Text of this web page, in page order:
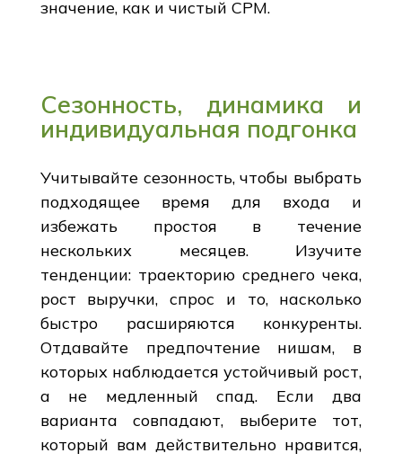
значение, как и чистый CPM.
Сезонность, динамика и
индивидуальная подгонка
Учитывайте сезонность, чтобы выбрать
подходящее время для входа и
избежать простоя в течение
нескольких месяцев. Изучите
тенденции: траекторию среднего чека,
рост выручки, спрос и то, насколько
быстро расширяются конкуренты.
Отдавайте предпочтение нишам, в
которых наблюдается устойчивый рост,
а не медленный спад. Если два
варианта совпадают, выберите тот,
который вам действительно нравится,